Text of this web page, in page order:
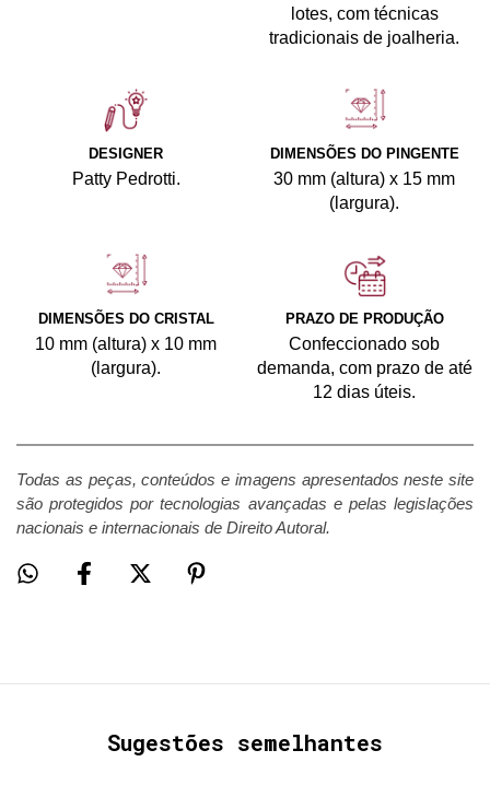
lotes, com técnicas
tradicionais de joalheria.
DESIGNER
Patty Pedrotti.
DIMENSÕES DO PINGENTE
30 mm (altura) x 15 mm
(largura).
DIMENSÕES DO CRISTAL
10 mm (altura) x 10 mm
(largura).
PRAZO DE PRODUÇÃO
Confeccionado sob
demanda, com prazo de até
12 dias úteis.
Todas as peças, conteúdos e imagens apresentados neste site
são protegidos por tecnologias avançadas e pelas legislações
nacionais e internacionais de Direito Autoral.
Sugestões semelhantes